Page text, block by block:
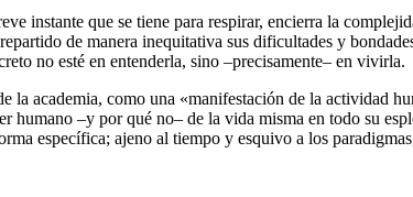
instante que se tiene para respirar, encierra la
de manera inequitativa sus dificultades y
no esté en entenderla, sino –precisamente– en vivirla.
la academia, como una «manifestación de la actividad
humano –y por qué no– de la vida misma en todo su
específica; ajeno al tiempo y esquivo a los